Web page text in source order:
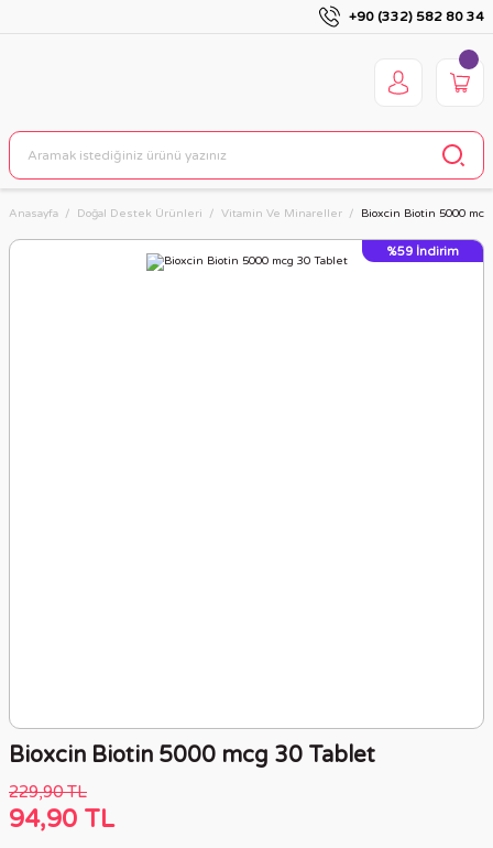
+90 (332) 582 80 34
Anasayfa Doğal Destek Ürünleri Vitamin Ve Minareller Bioxcin Biotin 5000
%59 İndirim
Bioxcin Biotin 5000 mcg 30 Tablet
229,90 TL
94,90 TL